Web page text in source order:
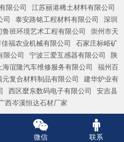
限公司
江苏丽港稀土材料有限公司
司
泰安路铭工程材料有限公司
深圳
鲁班环境艺术工程有限公司
崇州市天
福农业机械有限公司
石家庄标峪矿
限公司 宁波三爱互感器有限公司
陕
海谊隆汽车维修服务有限公司
福州百
元复合材料制品有限公司
建华炉业有
西区麼东数码电子有限公司
安吉县
西岑溪恒达石材厂家
微信 联系